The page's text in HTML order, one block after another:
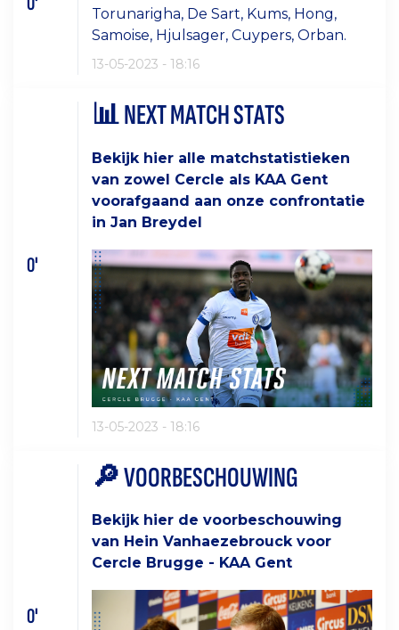
Torunarigha, De Sart, Kums, Hong,
Samoise, Hjulsager, Cuypers, Orban.
13-05-2023 - 18:16
0'
📊 NEXT MATCH STATS
Bekijk hier alle matchstatistieken
van zowel Cercle als KAA Gent
voorafgaand aan onze confrontatie
in Jan Breydel
13-05-2023 - 18:16
0'
🔎 VOORBESCHOUWING
Bekijk hier de voorbeschouwing
van Hein Vanhaezebrouck voor
Cercle Brugge - KAA Gent